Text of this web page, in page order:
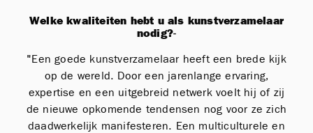
Welke kwaliteiten hebt u als kunstverzamelaar
nodig?-
"Een goede kunstverzamelaar heeft een brede kijk
op de wereld. Door een jarenlange ervaring,
expertise en een uitgebreid netwerk voelt hij of zij
de nieuwe opkomende tendensen nog voor ze zich
daadwerkelijk manifesteren. Een multiculturele en